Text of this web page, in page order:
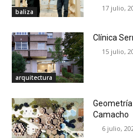
baliza 17 julio,
arquitectura
Clínica
15 julio,
Camacho
6 julio,